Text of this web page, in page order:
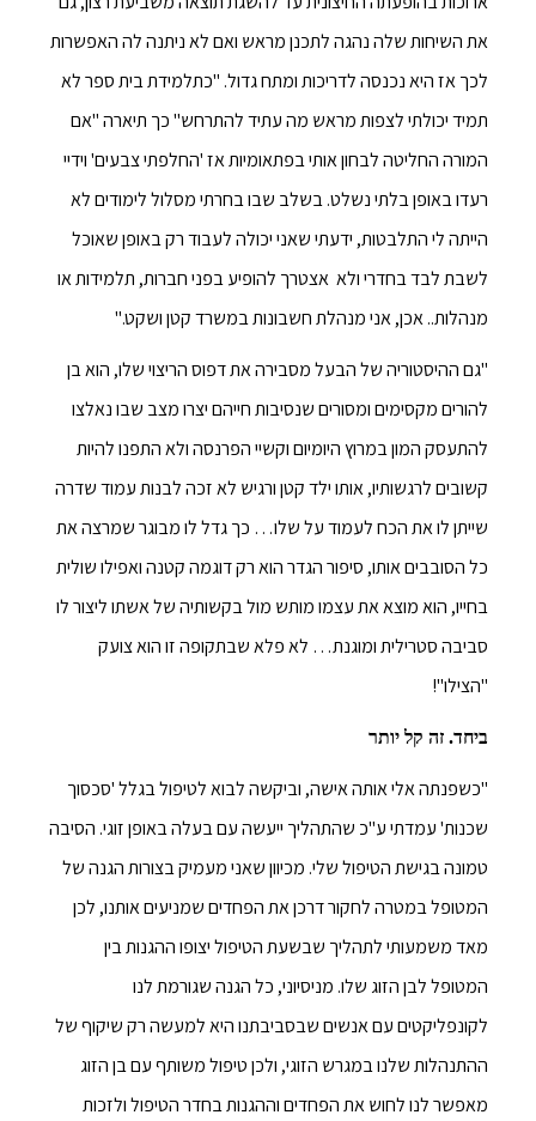
את השיחות שלה נהגה לתכנן מראש ואם לא ניתנה לה האפשרות
לכך אז היא נכנסה לדריכות ומתח גדול. "כתלמידת בית ספר לא
תמיד יכולתי לצפות מראש מה עתיד להתרחש" כך תיארה "אם
המורה החליטה לבחון אותי בפתאומיות אז 'החלפתי צבעים' וידיי
רעדו באופן בלתי נשלט. בשלב שבו בחרתי מסלול לימודים לא
הייתה לי התלבטות, ידעתי שאני יכולה לעבוד רק באופן שאוכל
לשבת לבד בחדרי ולא אצטרך להופיע בפני חברות, תלמידות או
מנהלות.. אכן, אני מנהלת חשבונות במשרד קטן ושקט."
"גם ההיסטוריה של הבעל מסבירה את דפוס הריצוי שלו, הוא בן
להורים מקסימים ומסורים שנסיבות חייהם יצרו מצב שבו נאלצו
להתעסק המון במרוץ היומיום וקשיי הפרנסה ולא התפנו להיות
קשובים לרגשותיו, אותו ילד קטן ורגיש לא זכה לבנות עמוד שדרה
שייתן לו את הכח לעמוד על שלו… כך גדל לו מבוגר שמרצה את
כל הסובבים אותו, סיפור הגדר הוא רק דוגמה קטנה ואפילו שולית
בחייו, הוא מוצא את עצמו מותש מול בקשותיה של אשתו ליצור לו
סביבה סטרילית ומוגנת… לא פלא שבתקופה זו הוא צועק
"הצילו"!
ביחד. זה קל יותר
"כשפנתה אלי אותה אישה, וביקשה לבוא לטיפול בגלל 'סכסוך
שכנות' עמדתי ע"כ שהתהליך ייעשה עם בעלה באופן זוגי. הסיבה
טמונה בגישת הטיפול שלי. מכיוון שאני מעמיק בצורות הגנה של
המטופל במטרה לחקור דרכן את הפחדים שמניעים אותנו, לכן
מאד משמעותי לתהליך שבשעת הטיפול יצופו ההגנות בין
המטופל לבן הזוג שלו. מניסיוני, כל הגנה שגורמת לנו
לקונפליקטים עם אנשים שבסביבתנו היא למעשה רק שיקוף של
ההתנהלות שלנו במגרש הזוגי, ולכן טיפול משותף עם בן הזוג
מאפשר לנו לחוש את הפחדים וההגנות בחדר הטיפול ולזכות